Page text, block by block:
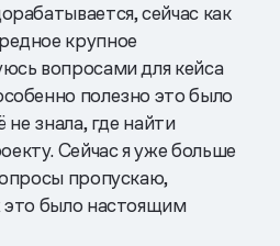
сейчас как
крупное
вопросами для кейса
полезно это было
не знала, где найти
Сейчас я уже больше
пропускаю,
это было настоящим